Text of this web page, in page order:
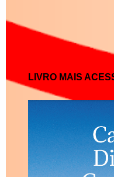
LIVRO MAIS